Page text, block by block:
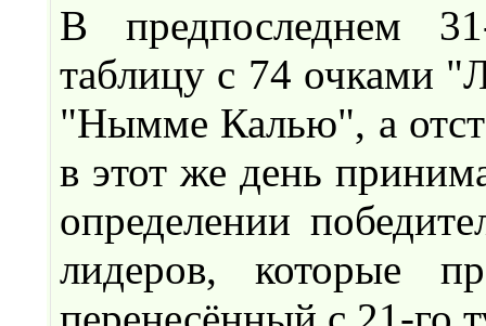
В предпоследнем
таблицу с 74 очками
"Нымме Калью", а
в этот же день
определении
лидеров, которые